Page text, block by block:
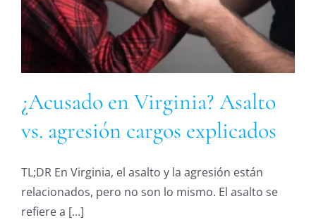
¿Acusado en Virginia? Asalto
vs. agresión cargos explicados
TL;DR En Virginia, el asalto y la agresión están
relacionados, pero no son lo mismo. El asalto se
refiere a [...]